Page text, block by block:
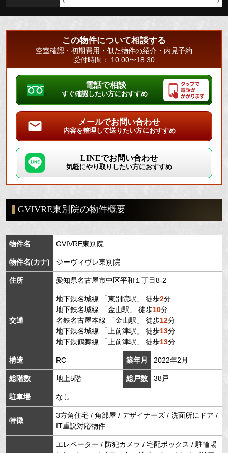
この物件について相談する
空室確認・初期費用・似た物件の紹介・内見予約
受付時間： 10:00〜18:30
電話で相談
すぐ確認したい方におすすめ
メールでお問い合わせ
内容を整理して送りたい方におすすめ
LINEでお問い合わせ
気軽にやり取りしたい方におすすめ
GVIVRE東別院の物件概要
物件名 GVIVRE東別院
物件名(カナ) ジーヴィヴレ東別院
住所 愛知県名古屋市中区平和 １丁目8-2
交通
地下鉄名城線 「東別院駅 」 徒歩2分
地下鉄名城線 「金山駅 」 徒歩10分
名鉄名古屋本線 「金山駅 」 徒歩12分
地下鉄名城線 「 上前津駅 」 徒歩13分
地下鉄鶴舞線 「 上前津駅 」 徒歩13分
構造 RC 築年月 2022年2月
総階数 地上5階 総戸数 38戸
駐車場 なし
特徴
3方角住宅 / 角部屋 / デザイナーズ / 洗面所にドア /
IT重説対応物件
エレベーター / 防犯カメラ / 宅配ボックス / 駐輪場